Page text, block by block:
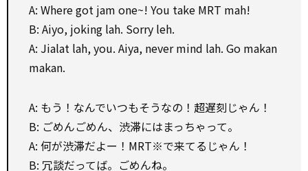
A: Where got jam one~! You take MRT mah!
B: Aiyo, joking lah. Sorry leh.
A: Jialat lah, you. Aiya, never mind lah. Go makan
makan.
A: もう！なんでいつもそうなの！超遅刻じゃん！
B: ごめんごめん、渋滞にはまっちゃって。
A: 何が渋滞だよー！MRT※で来てるじゃん！
B: 冗談だってば。ごめんね。